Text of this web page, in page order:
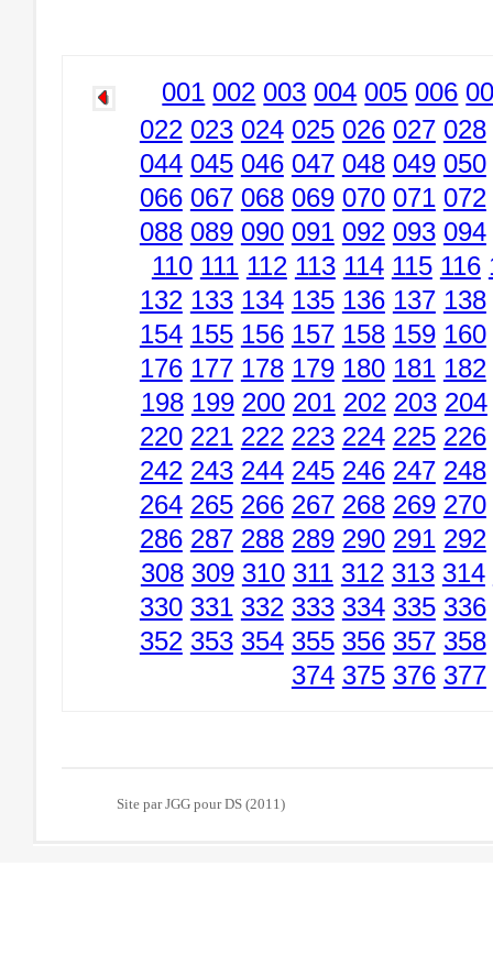
001 002 003 004 005 006
022 023 024 025 026 027 028
044 045 046 047 048 049 050
066 067 068 069 070 071 072
088 089 090 091 092 093 094
110 111 112 113 114 115 116
132 133 134 135 136 137 138
154 155 156 157 158 159 160
176 177 178 179 180 181 182
198 199 200 201 202 203 204
220 221 222 223 224 225 226
242 243 244 245 246 247 248
264 265 266 267 268 269 270
286 287 288 289 290 291 292
308 309 310 311 312 313 314
330 331 332 333 334 335 336
352 353 354 355 356 357 358
374 375 376 377
Site par JGG pour DS (2011)